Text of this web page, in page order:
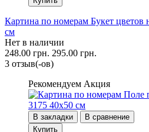
Картина по номерам Букет цветов
см
Нет в наличии
248.00 грн. 295.00 грн.
3 отзыв(-ов)
Рекомендуем Акция
В закладки
В сравнение
Купить